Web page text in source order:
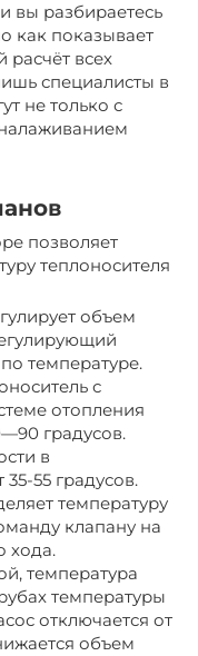
вы разбираетесь
как показывает
расчёт всех
специалисты в
не только с
позволяет
теплоносителя
объем
температуре.
с
отопления
градусов.
в
55 градусов.
температуру
клапану на
хода.
температура
температуры
отключается от
объем